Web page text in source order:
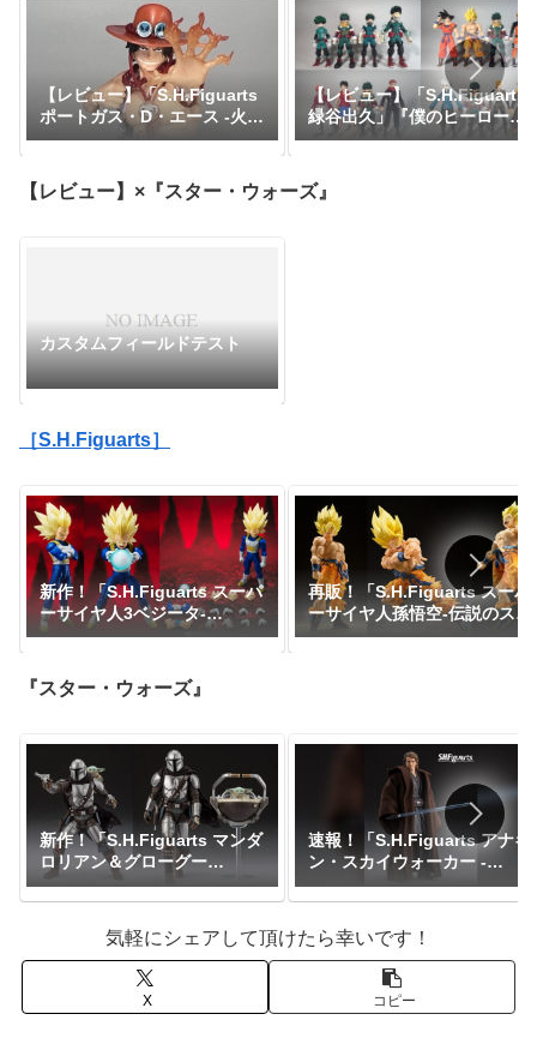
【レビュー】「S.H.Figuarts
ポートガス・D・エース -火
拳-」『ワンピース』
【レビュー】「S.H.Figuarts
緑谷出久」『僕のヒーローア
カデミア』
【レビュー】×『スター・ウォーズ』
カスタムフィールドテスト
［S.H.Figuarts］
新作！「S.H.Figuarts スーパ
ーサイヤ人3ベジータ-
DAIMA-」がプレミアムバン
ボールDAIMA』｜定価8,800
円｜発売日2027年1月予定
再販！「S.H.Figuarts スーパ
ーサイヤ人孫悟空-伝説のスー
パーサイヤ人-」が一般販売で
『スター・ウォーズ』
新作！「S.H.Figuarts マンダ
ロリアン＆グローグー
（STAR WARS: The
Mandalorian and
Grogu）」が一般販売で予約
開始！『スター・ウォーズ』
｜定価15,950円｜発売日2026
速報！「S.H.Figuarts アナキ
ン・スカイウォーカー -
Classic Ver.- （STAR WARS:
Revenge of the Sith）」が
魂ネイション2025にて参考展
示中！『スター・ウォーズ』
気軽にシェアして頂けたら幸いです！
X コピー